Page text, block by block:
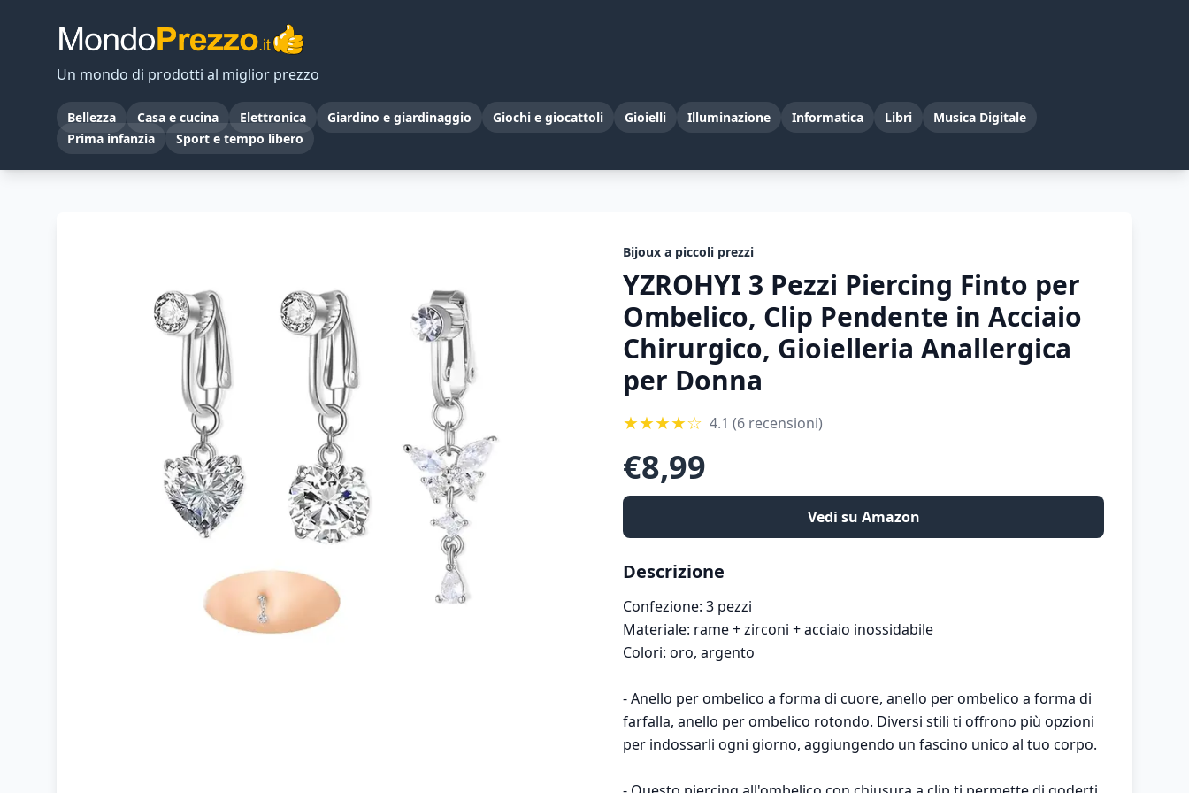
Un mondo di prodotti al miglior prezzo
Bellezza Casa e cucina Elettronica Giardino e giardinaggio Giochi e giocattoli Gioielli Illuminazione Informatica Libri
Musica Digitale
Prima infanzia
Sport e tempo libero
Bijoux a piccoli prezzi
YZROHYI 3 Pezzi Piercing Finto per
Ombelico, Clip Pendente in Acciaio
Chirurgico, Gioielleria Anallergica
per Donna
★★★★☆ 4.1 (6 recensioni)
€8,99
Vedi su Amazon
Descrizione
Confezione: 3 pezzi
Materiale: rame + zirconi + acciaio inossidabile
Colori: oro, argento
- Anello per ombelico a forma di cuore, anello per ombelico a forma di
farfalla, anello per ombelico rotondo. Diversi stili ti offrono più opzioni
per indossarli ogni giorno, aggiungendo un fascino unico al tuo corpo.